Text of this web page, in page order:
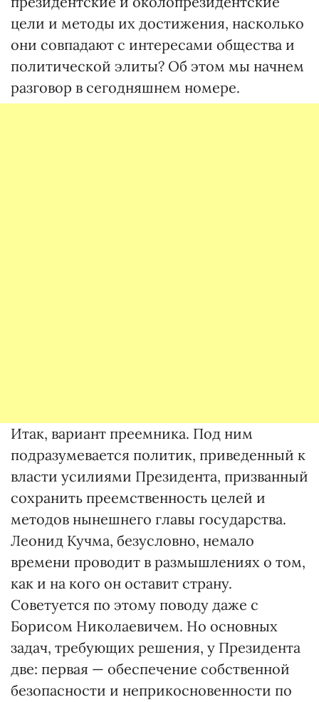
цели и методы их достижения, насколько
они совпадают с интересами общества и
политической элиты? Об этом мы начнем
разговор в сегодняшнем номере.
Итак, вариант преемника. Под ним
подразумевается политик, приведенный к
власти усилиями Президента, призванный
сохранить преемственность целей и
методов нынешнего главы государства.
Леонид Кучма, безусловно, немало
времени проводит в размышлениях о том,
как и на кого он оставит страну.
Советуется по этому поводу даже с
Борисом Николаевичем. Но основных
задач, требующих решения, у Президента
две: первая — обеспечение собственной
безопасности и неприкосновенности по